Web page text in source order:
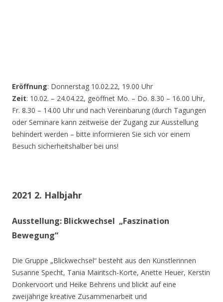
Eröffnung: Donnerstag 10.02.22, 19.00 Uhr
Zeit: 10.02. – 24.04.22, geöffnet Mo. – Do. 8.30 – 16.00 Uhr,
Fr. 8.30 – 14.00 Uhr und nach Vereinbarung (durch Tagungen
oder Seminare kann zeitweise der Zugang zur Ausstellung
behindert werden – bitte informieren Sie sich vor einem
Besuch sicherheitshalber bei uns!
2021 2. Halbjahr
Ausstellung: Blickwechsel „Faszination
Bewegung“
Die Gruppe „Blickwechsel“ besteht aus den Künstlerinnen
Susanne Specht, Tania Mairitsch-Korte, Anette Heuer, Kerstin
Donkervoort und Heike Behrens und blickt auf eine
zweijährige kreative Zusammenarbeit und